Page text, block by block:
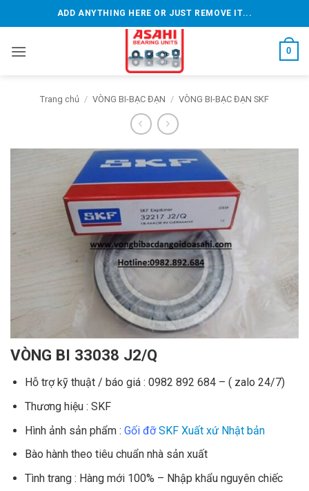
qua
dung
ADD ANYTHING HERE OR JUST REMOVE IT...
0
Trang chủ / VÒNG BI-BẠC ĐẠN / VÒNG BI-BẠC ĐẠN SKF
VÒNG BI 33038 J2/Q
Hỗ trợ kỹ thuật / báo giá : 0982 892 684 – ( zalo 24/7)
Thương hiệu : SKF
Hình ảnh sản phẩm : Gối đỡSKF Xuất xứ Nhật bản
Bào hành theo tiêu chuẩn nhà sản xuất
Tình trang : Hàng mới 100% – Nhập khẩu nguyên chiếc